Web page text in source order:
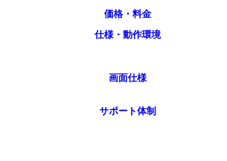
価格・料金
仕様・動作環境
画面仕様
サポート体制